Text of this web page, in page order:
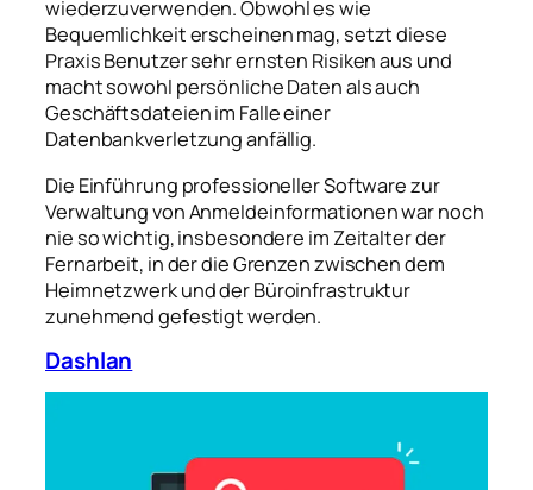
wiederzuverwenden. Obwohl es wie
Bequemlichkeit erscheinen mag, setzt diese
Praxis Benutzer sehr ernsten Risiken aus und
macht sowohl persönliche Daten als auch
Geschäftsdateien im Falle einer
Datenbankverletzung anfällig.
Die Einführung professioneller Software zur
Verwaltung von Anmeldeinformationen war noch
nie so wichtig, insbesondere im Zeitalter der
Fernarbeit, in der die Grenzen zwischen dem
Heimnetzwerk und der Büroinfrastruktur
zunehmend gefestigt werden.
Dashlan